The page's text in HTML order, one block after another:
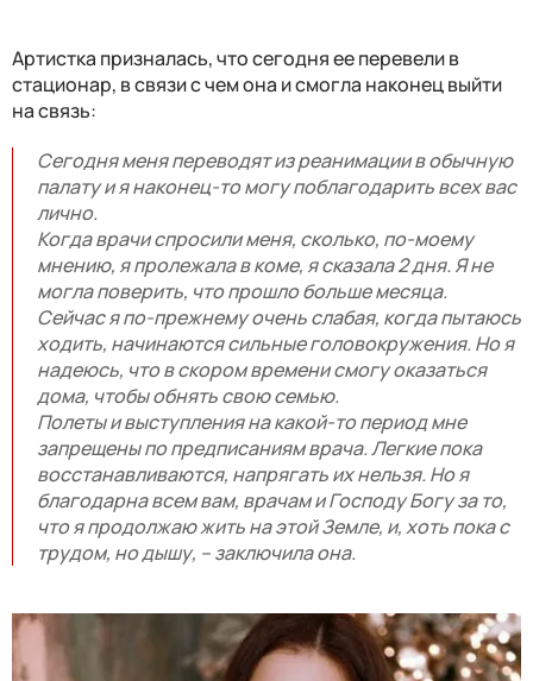
Артистка призналась, что сегодня ее перевели в
стационар, в связи с чем она и смогла наконец выйти
на связь:
Сегодня меня переводят из реанимации в обычную
палату и я наконец-то могу поблагодарить всех вас
лично.
Когда врачи спросили меня, сколько, по-моему
мнению, я пролежала в коме, я сказала 2 дня. Я не
могла поверить, что прошло больше месяца.
Сейчас я по-прежнему очень слабая, когда пытаюсь
ходить, начинаются сильные головокружения. Но я
надеюсь, что в скором времени смогу оказаться
дома, чтобы обнять свою семью.
Полеты и выступления на какой-то период мне
запрещены по предписаниям врача. Легкие пока
восстанавливаются, напрягать их нельзя. Но я
благодарна всем вам, врачам и Господу Богу за то,
что я продолжаю жить на этой Земле, и, хоть пока с
трудом, но дышу, – заключила она.